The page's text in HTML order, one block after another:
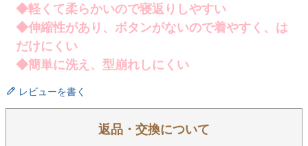
◆軽くて柔らかいので寝返りしやすい
◆伸縮性があり、ボタンがないので着やすく、は
だけにくい
◆簡単に洗え、型崩れしにくい
レビューを書く
返品・交換について